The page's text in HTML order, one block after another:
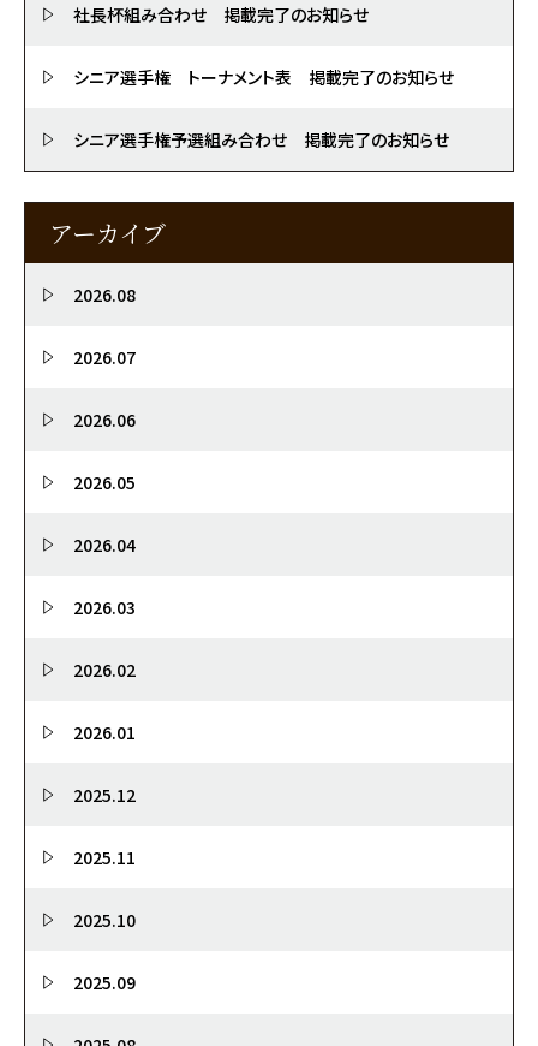
社長杯組み合わせ 掲載完了のお知らせ
シニア選手権 トーナメント表 掲載完了のお知らせ
シニア選手権予選組み合わせ 掲載完了のお知らせ
アーカイブ
2026.08
2026.07
2026.06
2026.05
2026.04
2026.03
2026.02
2026.01
2025.12
2025.11
2025.10
2025.09